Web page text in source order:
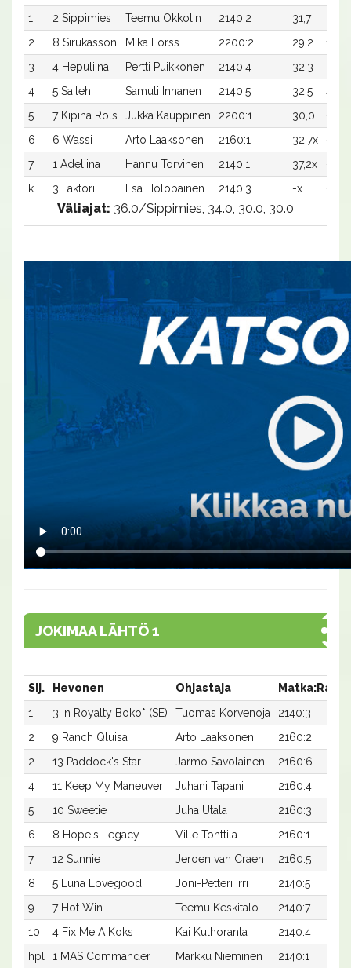
1
2 Sippimies Teemu Okkolin 2140:2 31,7
2
8 Sirukasson Mika Forss 2200:2 29,2
1
3
4 Hepuliina Pertti Puikkonen 2140:4 32,3
4
5 Saileh Samuli Innanen 2140:5 32,5
400
5
7 Kipinä Rols Jukka Kauppinen 2200:1 30,0
6
6 Wassi Arto Laaksonen 2160:1 32,7x
7
1 Adeliina Hannu Torvinen 2140:1 37,2x
k
3 Faktori Esa Holopainen 2140:3 -x
Väliajat: 36.0/Sippimies, 34.0, 30.0, 30.0
JOKIMAA LÄHTÖ 1
Sij. Hevonen Ohjastaja
Matka:Rata
1
3 In Royalty Boko* (SE) Tuomas Korvenoja
2140:3
2
9 Ranch Qluisa Arto Laaksonen
2160:2
2
13 Paddock's Star Jarmo Savolainen
2160:6
4
11 Keep My Maneuver Juhani Tapani
2160:4
5
10 Sweetie Juha Utala
2160:3
6
8 Hope's Legacy Ville Tonttila
2160:1
7
12 Sunnie Jeroen van Craen
2160:5
8
5 Luna Lovegood Joni-Petteri Irri
2140:5
9
7 Hot Win Teemu Keskitalo
2140:7
10
4 Fix Me A Koks Kai Kulhoranta
2140:4
hpl
1 MAS Commander Markku Nieminen
2140:1